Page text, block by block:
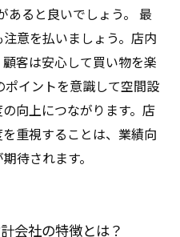
あると良いでしょう。 最
意を払いましょう。店内
客は安心して買い物を楽
ポイントを意識して空間設
向上につながります。店
重視することは、業績向
待されます。
会社の特徴とは？